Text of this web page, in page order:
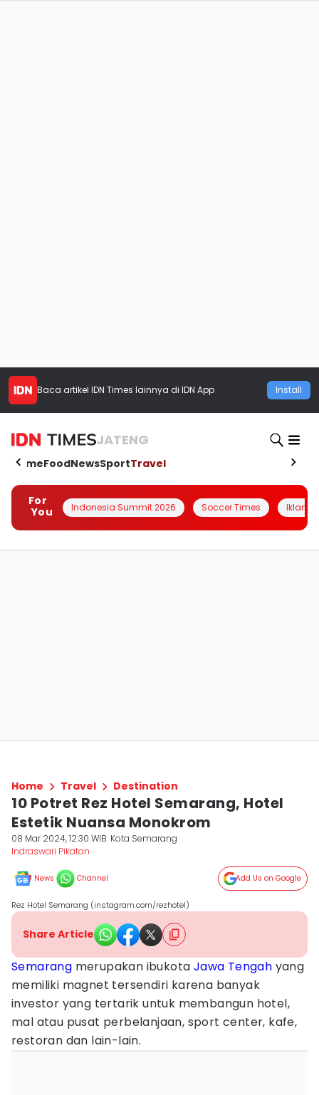
Baca artikel IDN Times lainnya di IDN App Install
JATENG
HomeFoodNewsSportTravel
For
You
Indonesia Summit 2026 Soccer Times Iklanin
Home Travel Destination
10 Potret Rez Hotel Semarang, Hotel
Estetik Nuansa Monokrom
08 Mar 2024, 12:30 WIB Kota Semarang
Indraswari Pikatan
News Channel Add Us on Google
Rez Hotel Semarang (instagram.com/rezhotel)
Share Article
Semarang merupakan ibukota Jawa Tengah yang
memiliki magnet tersendiri karena banyak
investor yang tertarik untuk membangun hotel,
mal atau pusat perbelanjaan, sport center, kafe,
restoran dan lain-lain.